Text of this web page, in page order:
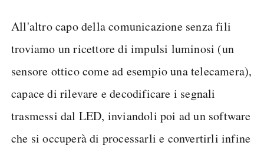
All'altro capo della comunicazione senza fili
troviamo un ricettore di impulsi luminosi (un
sensore ottico come ad esempio una telecamera),
capace di rilevare e decodificare i segnali
trasmessi dal LED, inviandoli poi ad un software
che si occuperà di processarli e convertirli infine